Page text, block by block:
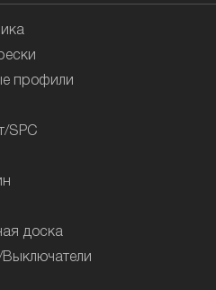
профили
SPC
доска
Выключатели